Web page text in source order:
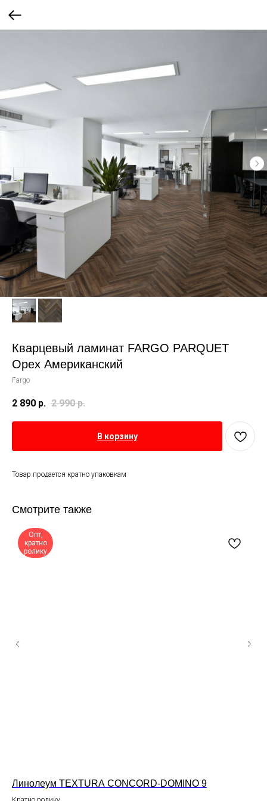
Кварцевый ламинат FARGO PARQUET
Орех Американский
Fargo
2 890 р. 2 990 р.
В корзину
Товар продается кратно упаковкам
Смотрите также
Опт,
кратно
ролику
Линолеум TEXTURA CONCORD-DOMINO 9